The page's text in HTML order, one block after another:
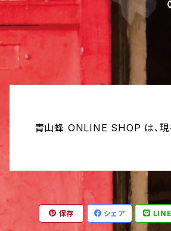
青山蜂 ONLINE SHOP は、現
保存 シェア LINE